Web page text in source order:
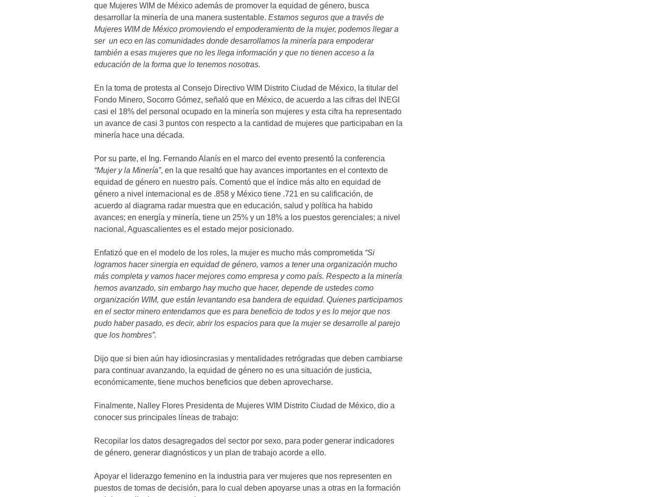
que Mujeres WIM de México además de promover la equidad de género, busca
desarrollar la minería de una manera sustentable. Estamos seguros que a través de
Mujeres WIM de México promoviendo el empoderamiento de la mujer, podemos llegar a
ser un eco en las comunidades donde desarrollamos la minería para empoderar
también a esas mujeres que no les llega información y que no tienen acceso a la
educación de la forma que lo tenemos nosotras.
En la toma de protesta al Consejo Directivo WIM Distrito Ciudad de México, la titular del
Fondo Minero, Socorro Gómez, señaló que en México, de acuerdo a las cifras del INEGI
casi el 18% del personal ocupado en la minería son mujeres y esta cifra ha representado
un avance de casi 3 puntos con respecto a la cantidad de mujeres que participaban en la
minería hace una década.
Por su parte, el Ing. Fernando Alanís en el marco del evento presentó la conferencia
“Mujer y la Minería”, en la que resaltó que hay avances importantes en el contexto de
equidad de género en nuestro país. Comentó que el índice más alto en equidad de
género a nivel internacional es de .858 y México tiene .721 en su calificación, de
acuerdo al diagrama radar muestra que en educación, salud y política ha habido
avances; en energía y minería, tiene un 25% y un 18% a los puestos gerenciales; a nivel
nacional, Aguascalientes es el estado mejor posicionado.
Enfatizó que en el modelo de los roles, la mujer es mucho más comprometida “Si
logramos hacer sinergia en equidad de género, vamos a tener una organización mucho
más completa y vamos hacer mejores como empresa y como país. Respecto a la minería
hemos avanzado, sin embargo hay mucho que hacer, depende de ustedes como
organización WIM, que están levantando esa bandera de equidad. Quienes participamos
en el sector minero entendamos que es para beneficio de todos y es lo mejor que nos
pudo haber pasado, es decir, abrir los espacios para que la mujer se desarrolle al parejo
que los hombres”.
Dijo que si bien aún hay idiosincrasias y mentalidades retrógradas que deben cambiarse
para continuar avanzando, la equidad de género no es una situación de justicia,
económicamente, tiene muchos beneficios que deben aprovecharse.
Finalmente, Nalley Flores Presidenta de Mujeres WIM Distrito Ciudad de México, dio a
conocer sus principales líneas de trabajo:
Recopilar los datos desagregados del sector por sexo, para poder generar indicadores
de género, generar diagnósticos y un plan de trabajo acorde a ello.
Apoyar el liderazgo femenino en la industria para ver mujeres que nos representen en
puestos de tomas de decisión, para lo cual deben apoyarse unas a otras en la formación